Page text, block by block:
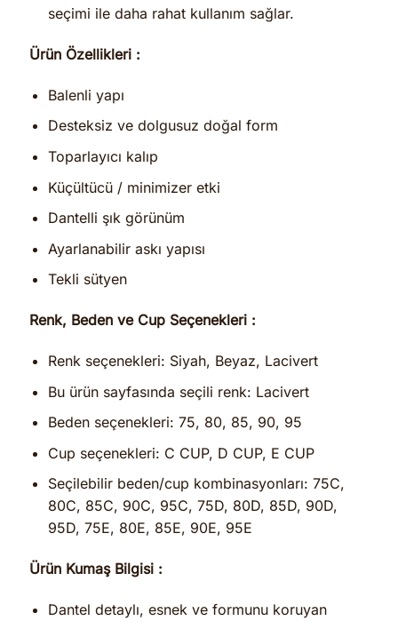
seçimi ile daha rahat kullanım sağlar.
Ürün Özellikleri :
Balenli yapı
Desteksiz ve dolgusuz doğal form
Toparlayıcı kalıp
Küçültücü / minimizer etki
Dantelli şık görünüm
Ayarlanabilir askı yapısı
Tekli sütyen
Renk, Beden ve Cup Seçenekleri :
Renk seçenekleri: Siyah, Beyaz, Lacivert
Bu ürün sayfasında seçili renk: Lacivert
Beden seçenekleri: 75, 80, 85, 90, 95
Cup seçenekleri: C CUP, D CUP, E CUP
Seçilebilir beden/cup kombinasyonları: 75C,
80C, 85C, 90C, 95C, 75D, 80D, 85D, 90D,
95D, 75E, 80E, 85E, 90E, 95E
Ürün Kumaş Bilgisi :
Dantel detaylı, esnek ve formunu koruyan